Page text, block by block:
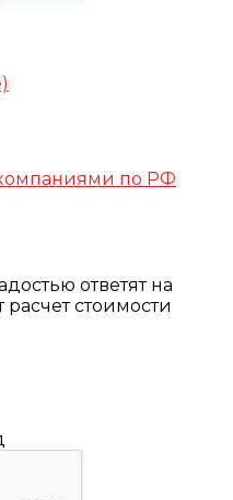
по РФ
ответят на
стоимости